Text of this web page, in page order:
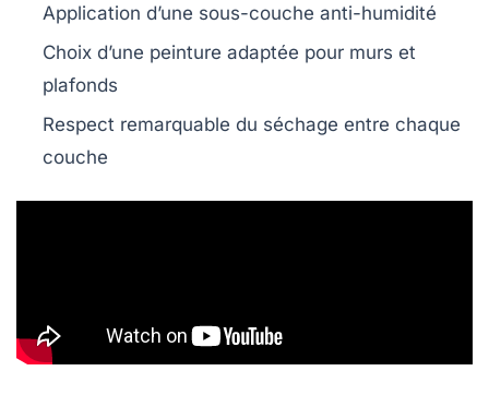
Application d’une sous-couche anti-humidité
Choix d’une peinture adaptée pour murs et
plafonds
Respect remarquable du séchage entre chaque
couche